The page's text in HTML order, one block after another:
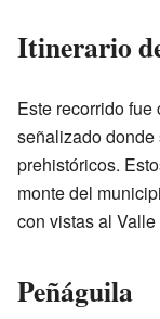
Itinerario
Este recorrido
señalizado donde
prehistóricos.
monte del
con vistas al
Peñáguila